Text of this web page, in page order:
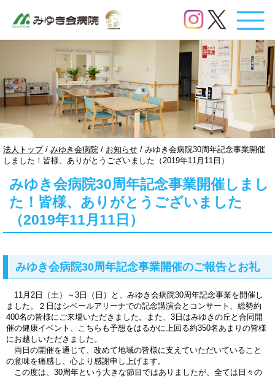
現
在
置：
法人トップ/ みゆき会病院 / お知らせ / みゆき会病院30周年記念事業開催
しました！皆様、ありがとうございました（2019年11月11日）
みゆき会病院30周年記念事業開催しまし
た！皆様、ありがとうございました
（2019年11月11日）
みゆき会病院30周年記念事業開催のご報告とお礼
11月2日（土）～3日（日）と、みゆき会病院30周年記念事業を開催し
ました。２日はシベールアリーナでの記念講演会とコンサート、総勢約
400名の皆様にご来場いただきました。また、3日はみゆきの丘と合同開
催の健康イベント、こちらも予想をはるかに上回る約350名あまりの皆様
にお越しいただきました。
両日の開催を通じて、改めて地域の皆様に支えていただいていること
の意味を痛感し、心より感謝申し上げます。
この度は、30周年という大きな節目ではありましたが、全ては日々の